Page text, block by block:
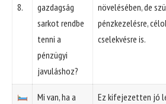
8.
gazdagság
sarkot rendbe
tenni a
pénzügyi
javuláshoz?
növelésében, de
pénzkezelésre,
cselekvésre is.
Mi van, ha a
Ez kifejezetten jó